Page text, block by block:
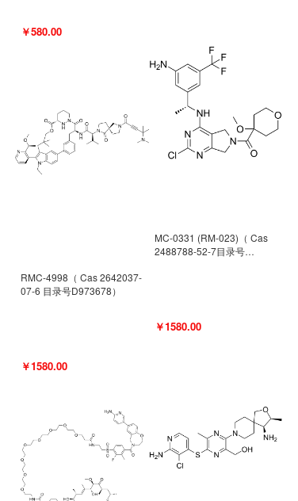
￥580.00
RMC-4998（ Cas 2642037-
07-6 目录号D973678）
￥1580.00
MC-0331 (RM-023)（ Cas
2488788-52-7目录号
￥1580.00